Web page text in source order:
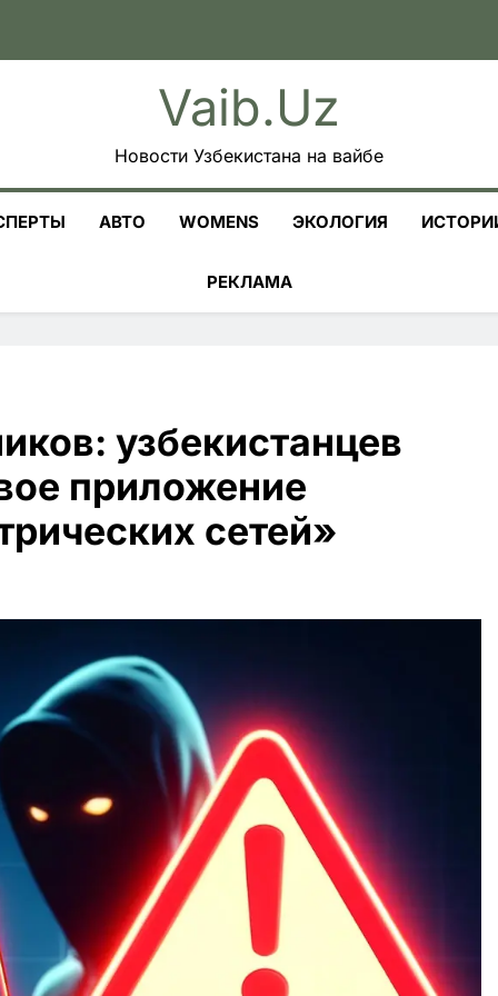
Vaib.uz
Новости Узбекистана на вайбе
АВТО WOMENS ЭКОЛОГИЯ
РЕКЛАМА
узбекистанцев
приложение
сетей»